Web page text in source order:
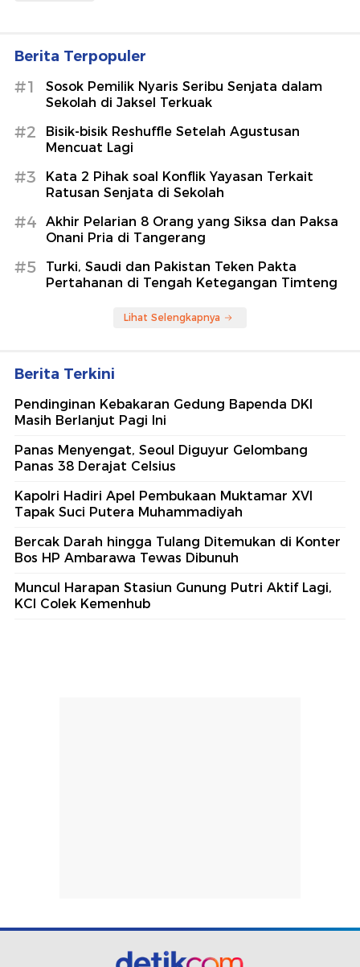
Berita Terpopuler
#1
Sosok Pemilik Nyaris Seribu Senjata dalam
Sekolah di Jaksel Terkuak
#2
Bisik-bisik Reshuffle Setelah Agustusan
Mencuat Lagi
#3
Kata 2 Pihak soal Konflik Yayasan Terkait
Ratusan Senjata di Sekolah
#4
Akhir Pelarian 8 Orang yang Siksa dan Paksa
Onani Pria di Tangerang
#5
Turki, Saudi dan Pakistan Teken Pakta
Pertahanan di Tengah Ketegangan Timteng
Lihat Selengkapnya
Berita Terkini
Pendinginan Kebakaran Gedung Bapenda DKI
Masih Berlanjut Pagi Ini
Panas Menyengat, Seoul Diguyur Gelombang
Panas 38 Derajat Celsius
Kapolri Hadiri Apel Pembukaan Muktamar XVI
Tapak Suci Putera Muhammadiyah
Bercak Darah hingga Tulang Ditemukan di Konter
Bos HP Ambarawa Tewas Dibunuh
Muncul Harapan Stasiun Gunung Putri Aktif Lagi,
KCI Colek Kemenhub